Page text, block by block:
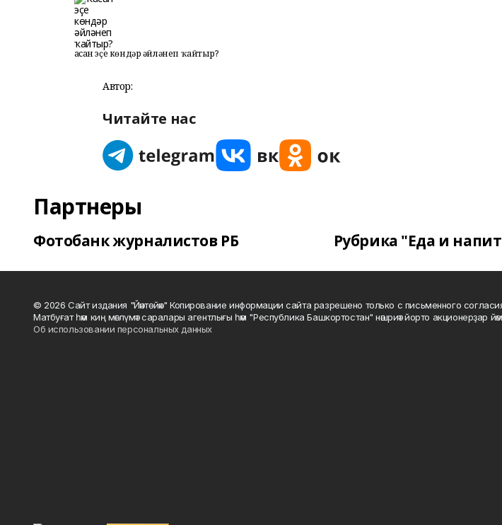
Ҡасан эҫе көндәр әйләнеп ҡайтыр?
Автор:
Читайте нас
Партнеры
Фотобанк журналистов РБ Рубрика "Еда и
© 2026 Сайт издания "Йәнтөйәк" Копирование информации сайта разрешено только с письменного
Матбуғат һәм киң мәғлүмәт саралары агентлығы һәм "Республика Башкортостан" нәшриәт йорто акционерҙар
Об использовании персональных данных